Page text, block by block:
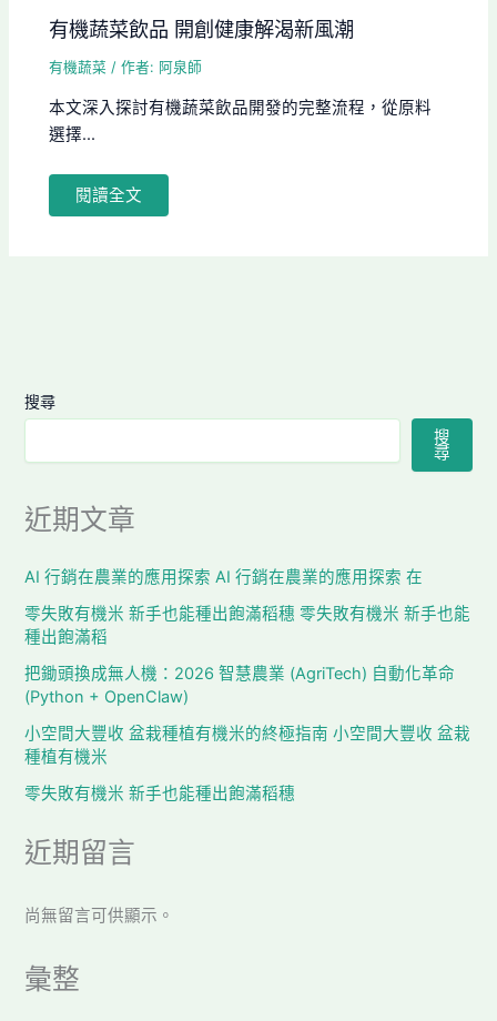
有機蔬菜飲品 開創健康解渴新風潮
有機蔬菜 / 作者: 阿泉師
本文深入探討有機蔬菜飲品開發的完整流程，從原料
選擇...
閱讀全文
搜尋
搜
尋
近期文章
AI 行銷在農業的應用探索 AI 行銷在農業的應用探索 在
零失敗有機米 新手也能種出飽滿稻穗 零失敗有機米 新手也能
種出飽滿稻
把鋤頭換成無人機：2026 智慧農業 (AgriTech) 自動化革命
(Python + OpenClaw)
小空間大豐收 盆栽種植有機米的終極指南 小空間大豐收 盆栽
種植有機米
零失敗有機米 新手也能種出飽滿稻穗
近期留言
尚無留言可供顯示。
彙整